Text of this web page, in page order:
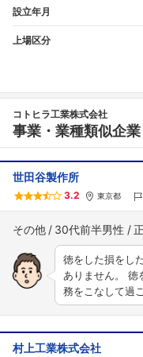
設立年月
上場区分
コトヒラ工業株式会社
事業・業種類似企業
世田谷製作所
3.2 東京都
その他 30代前半男性
徳をした損をし
ありません。 徳
務をこなして過
村上工業株式会社